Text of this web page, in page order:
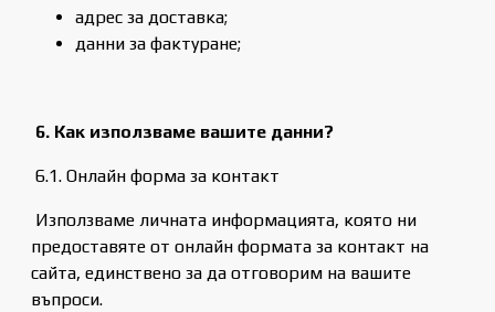
адрес за доставка;
данни за фактуране;
6. Как използваме вашите данни?
6.1. Онлайн форма за контакт
Използваме личната информацията, която ни
предоставяте от онлайн формата за контакт на
сайта, единствено за да отговорим на вашите
въпроси.